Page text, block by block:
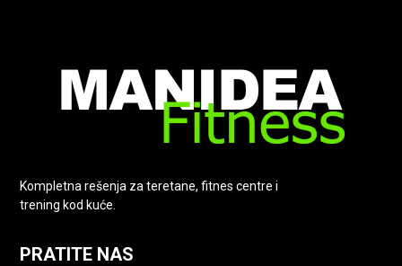
Kompletna rešenja za teretane, fitnes centre i
trening kod kuće.
PRATITE NAS